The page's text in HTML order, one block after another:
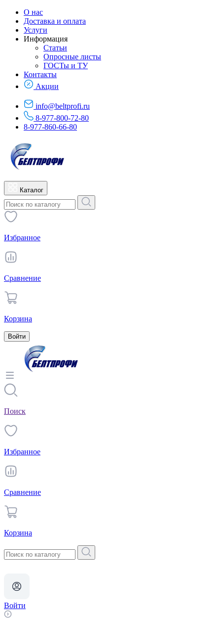
О нас
Доставка и оплата
Услуги
Информация
Статьи
Опросные листы
ГОСТы и ТУ
Контакты
Акции
info@beltprofi.ru
8-977-800-72-80
8-977-860-66-80
Каталог
Избранное
Сравнение
Корзина
Войти
Поиск
Избранное
Сравнение
Корзина
Войти